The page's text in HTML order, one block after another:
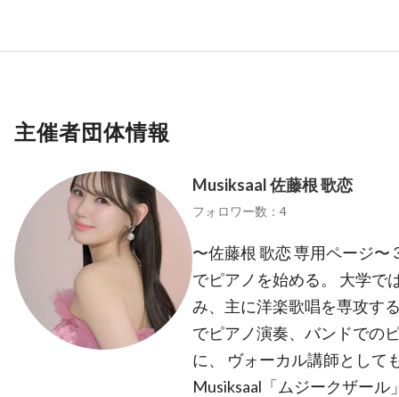
主催者団体情報
Musiksaal 佐藤根 歌恋
フォロワー数：4
〜佐藤根 歌恋 専用ページ
でピアノを始める。 大学で
み、主に洋楽歌唱を専攻す
でピアノ演奏、バンドでの
に、 ヴォーカル講師として
Musiksaal「ムジークザー